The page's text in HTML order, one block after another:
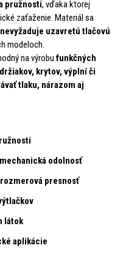
pružnosti, vďaka ktorej
zaťaženie. Materiál sa
uzavretú tlačovú
modeloch.
na výrobu funkčných
krytov, výplní či
tlaku, nárazom aj
odolnosť
presnosť
látok
aplikácie